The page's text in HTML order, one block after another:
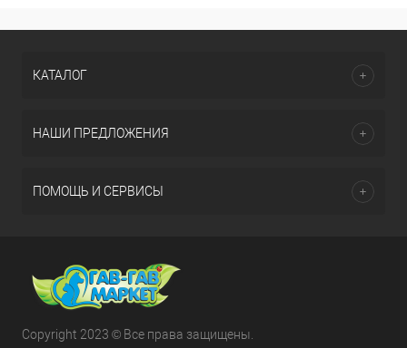
КАТАЛОГ
НАШИ ПРЕДЛОЖЕНИЯ
ПОМОЩЬ И СЕРВИСЫ
Copyright 2023 © Все права защищены.